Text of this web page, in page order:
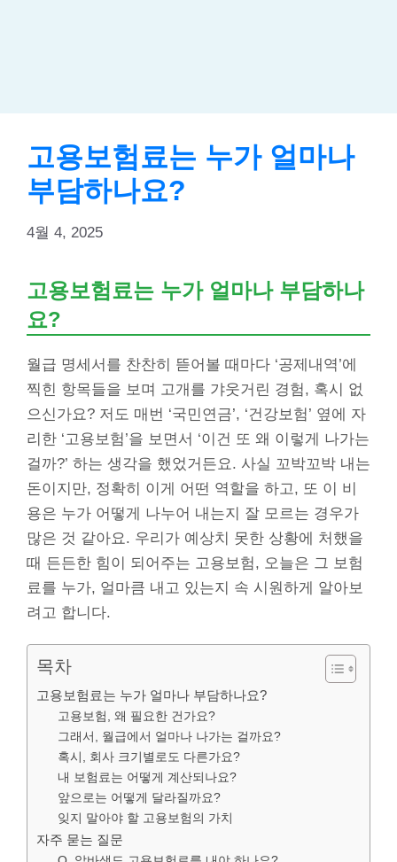
고용보험료는 누가 얼마나
부담하나요?
4월 4, 2025
고용보험료는 누가 얼마나 부담하나
요?
월급 명세서를 찬찬히 뜯어볼 때마다 ‘공제내역’에
찍힌 항목들을 보며 고개를 갸웃거린 경험, 혹시 없
으신가요? 저도 매번 ‘국민연금’, ‘건강보험’ 옆에 자
리한 ‘고용보험’을 보면서 ‘이건 또 왜 이렇게 나가는
걸까?’ 하는 생각을 했었거든요. 사실 꼬박꼬박 내는
돈이지만, 정확히 이게 어떤 역할을 하고, 또 이 비
용은 누가 어떻게 나누어 내는지 잘 모르는 경우가
많은 것 같아요. 우리가 예상치 못한 상황에 처했을
때 든든한 힘이 되어주는 고용보험, 오늘은 그 보험
료를 누가, 얼마큼 내고 있는지 속 시원하게 알아보
려고 합니다.
목차
고용보험료는 누가 얼마나 부담하나요?
고용보험, 왜 필요한 건가요?
그래서, 월급에서 얼마나 나가는 걸까요?
혹시, 회사 크기별로도 다른가요?
내 보험료는 어떻게 계산되나요?
앞으로는 어떻게 달라질까요?
잊지 말아야 할 고용보험의 가치
자주 묻는 질문